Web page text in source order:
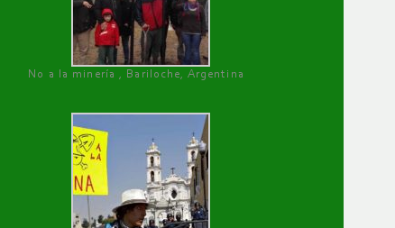
No a la minería , Bariloche, Argentina